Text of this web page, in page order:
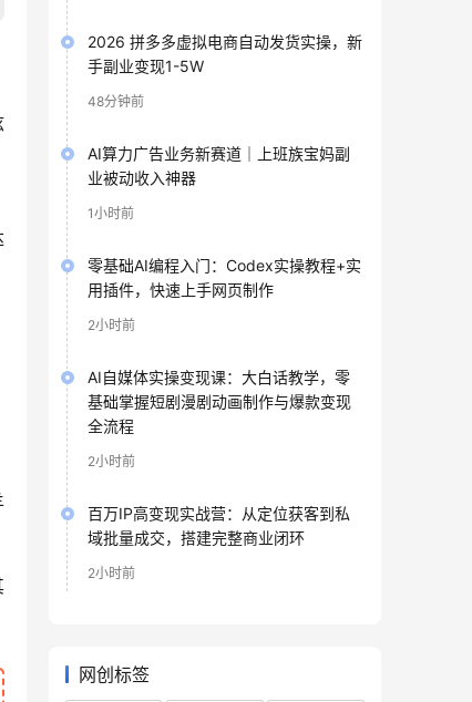
2026 拼多多虚拟电商自动发货实操，新
手副业变现1-5W
48分钟前
AI算力广告业务新赛道｜上班族宝妈副
业被动收入神器
1小时前
零基础AI编程入门：Codex实操教程+实
用插件，快速上手网页制作
2小时前
AI自媒体实操变现课：大白话教学，零
基础掌握短剧漫剧动画制作与爆款变现
全流程
2小时前
百万IP高变现实战营：从定位获客到私
域批量成交，搭建完整商业闭环
2小时前
网创标签